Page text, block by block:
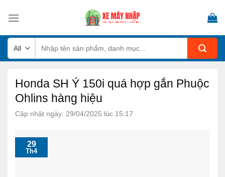
kiếm:
Honda SH Ý 150i quá hợp gắn Phuộc
Ohlins hàng hiệu
Cập nhật ngày: 29/04/2025 lúc 15:17
29
Th4